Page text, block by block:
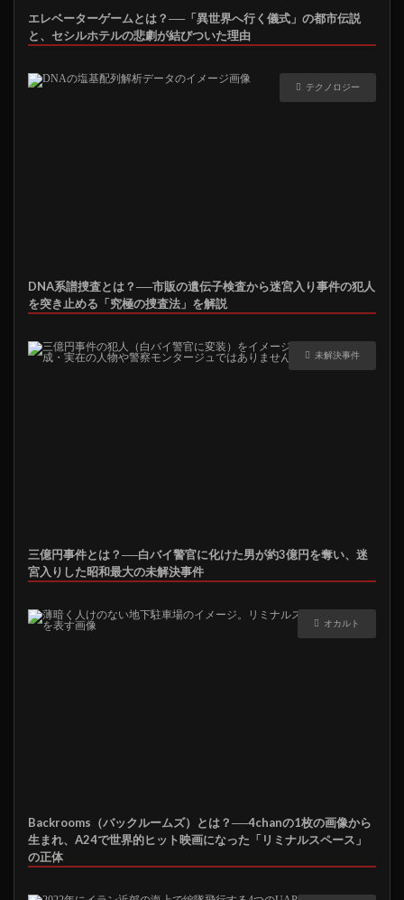
エレベーターゲームとは？──「異世界へ行く儀式」の都市伝説
と、セシルホテルの悲劇が結びついた理由
テクノロジー
DNA系譜捜査とは？──市販の遺伝子検査から迷宮入り事件の犯人
を突き止める「究極の捜査法」を解説
未解決事件
三億円事件とは？──白バイ警官に化けた男が約3億円を奪い、迷
宮入りした昭和最大の未解決事件
オカルト
Backrooms（バックルームズ）とは？──4chanの1枚の画像から
生まれ、A24で世界的ヒット映画になった「リミナルスペース」
の正体